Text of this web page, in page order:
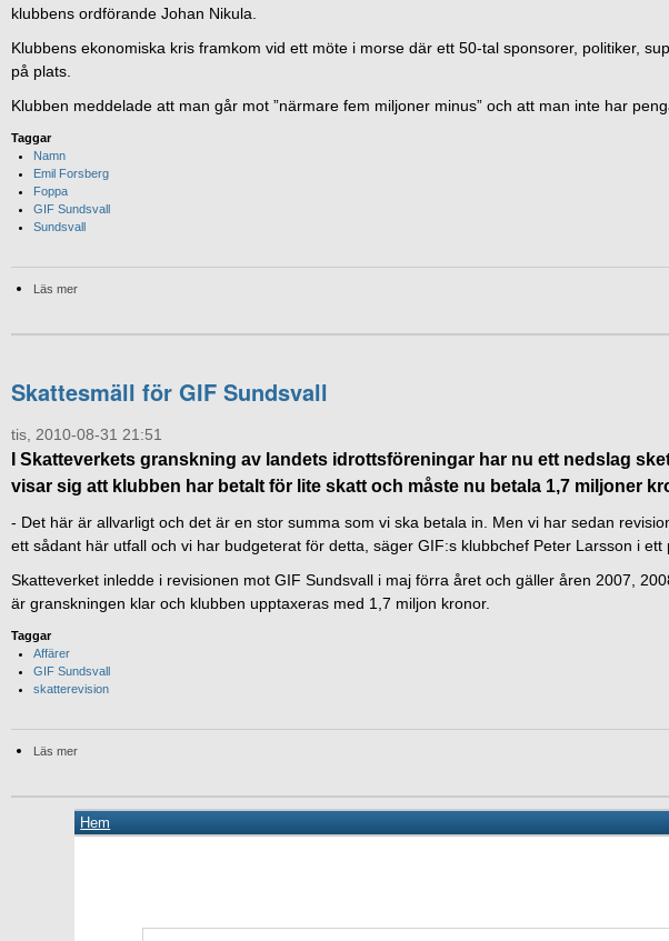
klubbens ordförande Johan Nikula.
Klubbens ekonomiska kris framkom vid ett möte i morse där ett 50-tal sponsorer, politiker,
på plats.
Klubben meddelade att man går mot ”närmare fem miljoner minus” och att man inte har
Taggar
Namn
Emil Forsberg
Foppa
GIF Sundsvall
Sundsvall
Läs mer
Skattesmäll för GIF Sundsvall
tis, 2010-08-31 21:51
I Skatteverkets granskning av landets idrottsföreningar har nu ett nedslag
visar sig att klubben har betalt för lite skatt och måste nu betala 1,7 miljoner
‐ Det här är allvarligt och det är en stor summa som vi ska betala in. Men vi har sedan
ett sådant här utfall och vi har budgeterat för detta, säger GIF:s klubbchef Peter Larsson i ett
Skatteverket inledde i revisionen mot GIF Sundsvall i maj förra året och gäller åren 2007,
är granskningen klar och klubben upptaxeras med 1,7 miljon kronor.
Taggar
Affärer
GIF Sundsvall
skatterevision
Läs mer
Hem